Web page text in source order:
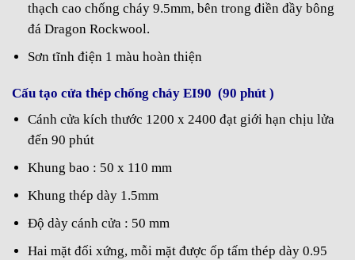
thạch cao chống cháy 9.5mm, bên trong điền đầy bông
đá Dragon Rockwool.
Sơn tĩnh điện 1 màu hoàn thiện
Cấu tạo cửa thép chống cháy EI90 (90 phút )
Cánh cửa kích thước 1200 x 2400 đạt giới hạn chịu lửa
đến 90 phút
Khung bao : 50 x 110 mm
Khung thép dày 1.5mm
Độ dày cánh cửa : 50 mm
Hai mặt đối xứng, mỗi mặt được ốp tấm thép dày 0.95